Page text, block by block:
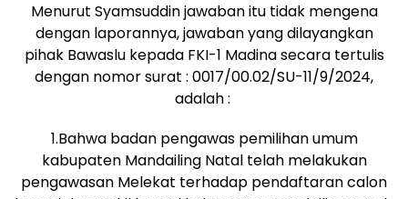
Menurut Syamsuddin jawaban itu tidak mengena
dengan laporannya, jawaban yang dilayangkan
pihak Bawaslu kepada FKI-1 Madina secara tertulis
dengan nomor surat : 0017/00.02/SU-11/9/2024,
adalah :
1.Bahwa badan pengawas pemilihan umum
kabupaten Mandailing Natal telah melakukan
pengawasan Melekat terhadap pendaftaran calon